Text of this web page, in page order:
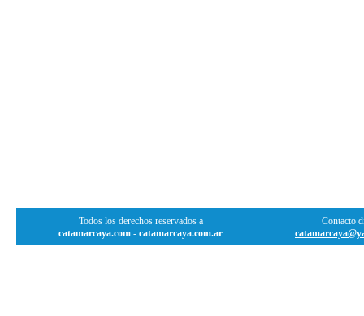
Todos los derechos reservados a
catamarcaya.com - catamarcaya.com.ar
Contacto